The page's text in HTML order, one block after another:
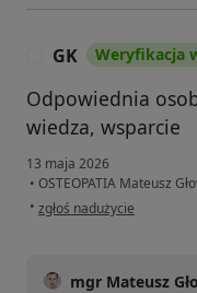
GK Weryfikacja
Odpowiednia
wiedza, wsparcie
13 maja 2026
• OSTEOPATIA Mateusz
• w opinii użytkownika GK
zgłoś nadużycie
mgr Mateusz